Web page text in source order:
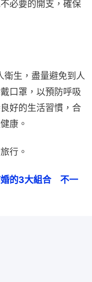
必要的開支，確保
生，盡量避免到人
口罩，以預防呼吸
好的生活習慣，合
康。
行。
的3大組合　不一